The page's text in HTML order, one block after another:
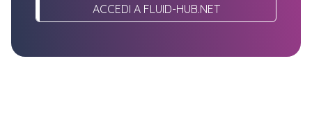
ACCEDI A FLUID-HUB.NET